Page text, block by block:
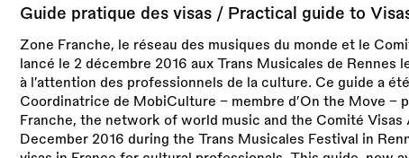
Guide pratique des visas / Practical guide to
Zone Franche, le réseau des musiques du monde et le
lancé le 2 décembre 2016 aux Trans Musicales de Rennes
à l’attention des professionnels de la culture. Ce guide a
Coordinatrice de MobiCulture - membre d’On the Move -
Franche, the network of world music and the Comité
December 2016 during the Trans Musicales Festival in